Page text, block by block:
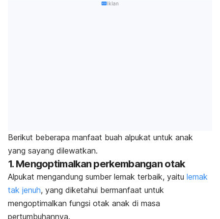
Iklan
Berikut beberapa manfaat buah alpukat untuk anak
yang sayang dilewatkan.
1. Mengoptimalkan perkembangan otak
Alpukat mengandung sumber lemak terbaik, yaitu lemak
tak jenuh, yang diketahui bermanfaat untuk
mengoptimalkan fungsi otak anak di masa
pertumbuhannya.